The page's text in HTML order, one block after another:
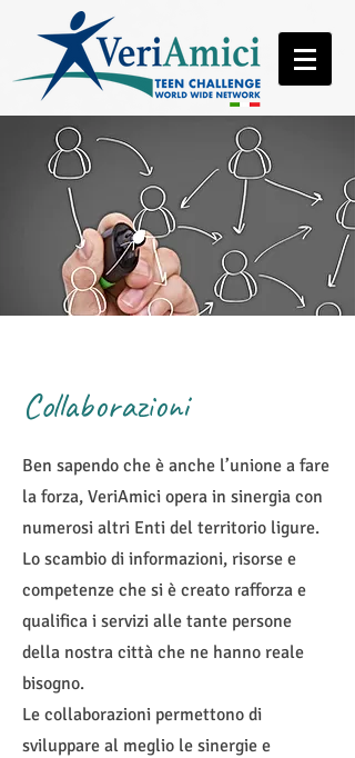
Collaborazioni
Ben sapendo che è anche l’unione a fare
la forza, VeriAmici opera in sinergia con
numerosi altri Enti del territorio ligure.
Lo scambio di informazioni, risorse e
competenze che si è creato rafforza e
qualifica i servizi alle tante persone
della nostra città che ne hanno reale
bisogno.
Le collaborazioni permettono di
sviluppare al meglio le sinergie e